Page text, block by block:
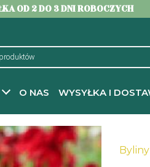
OD 2 DO 3 DNI ROBOCZYCH
O NAS WYSYŁKA I
– sadzonki -Jeżówki -